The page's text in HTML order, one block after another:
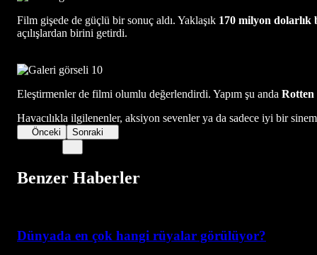
Film gişede de güçlü bir sonuç aldı. Yaklaşık 170 milyon dolarlık
açılışlardan birini getirdi.
Eleştirmenler de filmi olumlu değerlendirdi. Yapım şu anda Rotten
Havacılıkla ilgilenenler, aksiyon sevenler ya da sadece iyi bir
Önceki Sonraki
Benzer Haberler
Dünyada en çok hangi rüyalar görülüyor?